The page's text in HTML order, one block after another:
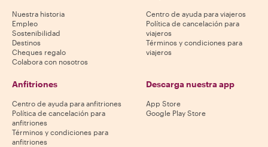
Nuestra historia
Empleo
Sostenibilidad
Destinos
Cheques regalo
Colabora con nosotros
Centro de ayuda para viajeros
Política de cancelación para
viajeros
Términos y condiciones para
viajeros
Anfitriones
Centro de ayuda para anfitriones
Política de cancelación para
anfitriones
Términos y condiciones para
anfitriones
Descarga nuestra app
App Store
Google Play Store